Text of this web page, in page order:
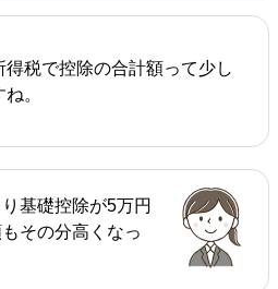
得税で控除の合計額って少し
。
基礎控除が5万円
その分高くなっ